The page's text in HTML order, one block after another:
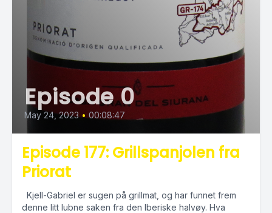
Episode 0
May 24, 2023 • 00:08:47
Episode 177: Grillspanjolen fra
Priorat
Kjell-Gabriel er sugen på grillmat, og har funnet frem
denne litt lubne saken fra den Iberiske halvøy. Hva